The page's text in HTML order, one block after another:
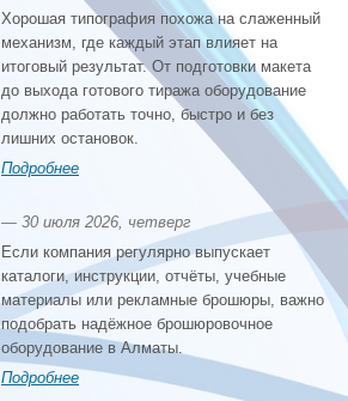
Хорошая типография похожа на слаженный
механизм, где каждый этап влияет на
итоговый результат. От подготовки макета
до выхода готового тиража оборудование
должно работать точно, быстро и без
лишних остановок.
Подробнее
— 30 июля 2026, четверг
Если компания регулярно выпускает
каталоги, инструкции, отчёты, учебные
материалы или рекламные брошюры, важно
подобрать надёжное брошюровочное
оборудование в Алматы.
Подробнее